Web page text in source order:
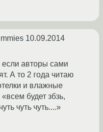
10.09.2014
если авторы сами
А то 2 года читаю
и влажные
будет збзь,
чуть чуть....»